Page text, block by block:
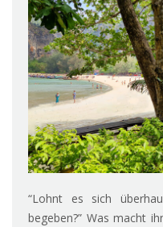
“Lohnt es sich
begeben?” Was macht